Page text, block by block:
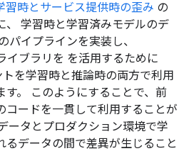
習時とサービス提供時の歪み の
、 学習時と学習済みモデルのデ
パイプラインを実装し、
イブラリを を活用するために
を学習時と推論時の両方で利用
す。 このようにすることで、前
コードを一貫して利用することが
ータとプロダクション環境で学
るデータの間で差異が生じること